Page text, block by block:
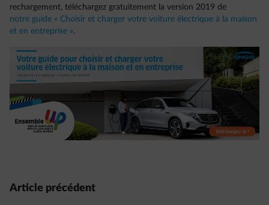
rechargement, téléchargez gratuitement la version 2019 de
notre guide « Choisir et charger votre voiture électrique à la maison
et en entreprise ».
Article précédent